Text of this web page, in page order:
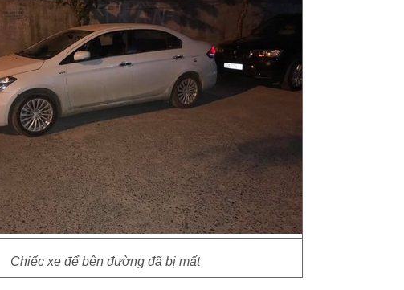
Chiếc xe để bên đường đã bị mất